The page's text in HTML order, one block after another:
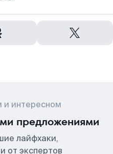
и интересном
предложениями
лайфхаки,
от экспертов